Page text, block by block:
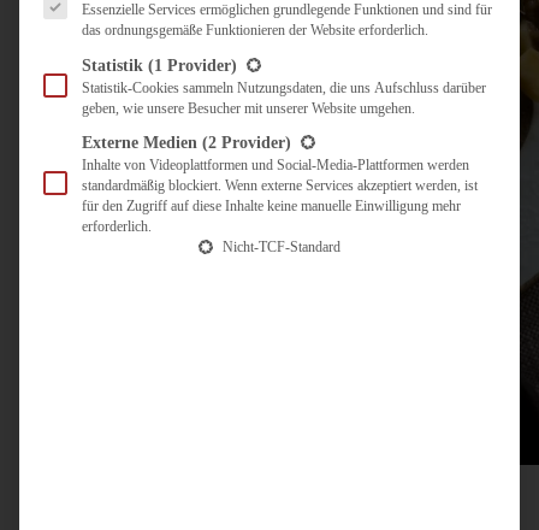
Essenzielle Services ermöglichen grundlegende Funktionen und sind für
das ordnungsgemäße Funktionieren der Website erforderlich.
Statistik (1 Provider)
Statistik-Cookies sammeln Nutzungsdaten, die uns Aufschluss darüber
geben, wie unsere Besucher mit unserer Website umgehen.
Externe Medien (2 Provider)
Inhalte von Videoplattformen und Social-Media-Plattformen werden
standardmäßig blockiert. Wenn externe Services akzeptiert werden, ist
für den Zugriff auf diese Inhalte keine manuelle Einwilligung mehr
erforderlich.
Nicht-TCF-Standard